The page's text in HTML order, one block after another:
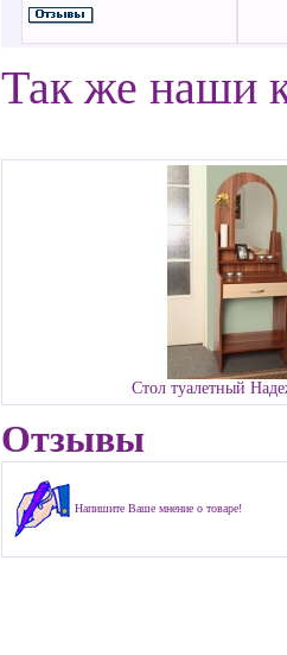
Так же наши
Стол туалетный
Отзывы
Напишите Ваше мнение о товаре!